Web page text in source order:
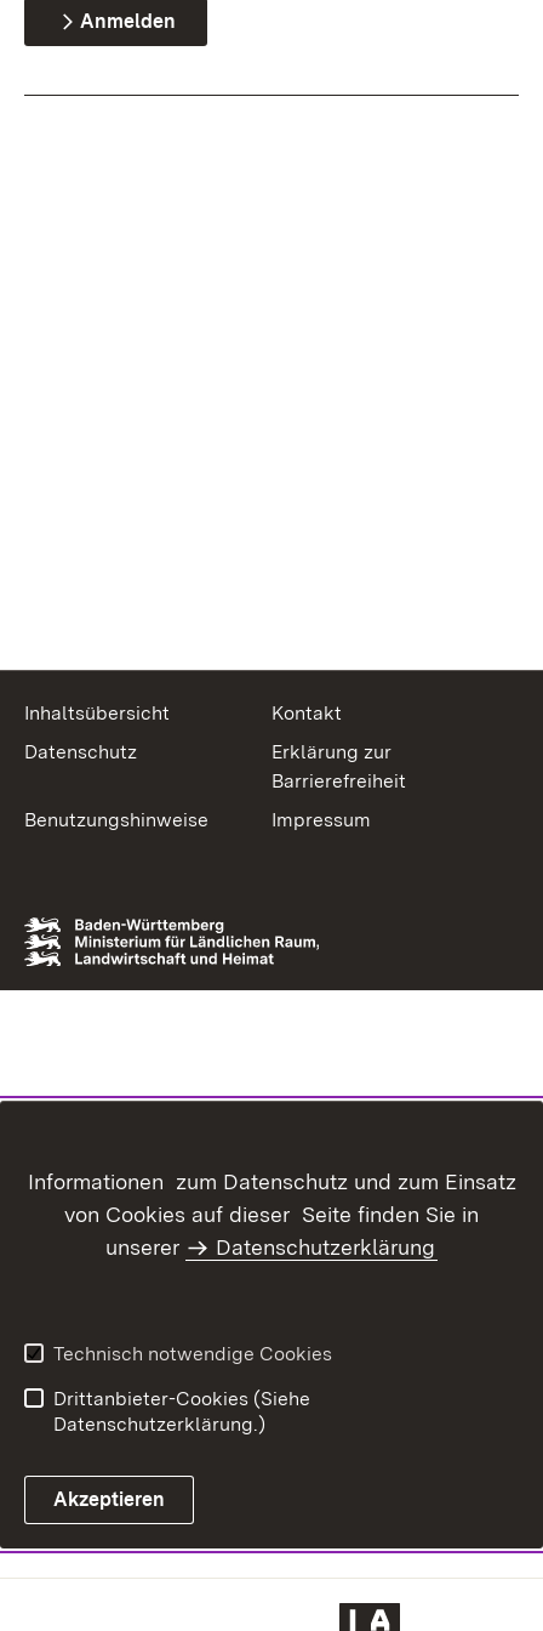
Anmelden
Inhaltsübersicht
Kontakt
Datenschutz
Erklärung zur
Barrierefreiheit
Benutzungshinweise
Impressum
Informationen zum Datenschutz und zum Einsatz
von Cookies auf dieser Seite finden Sie in
unserer
Datenschutzerklärung
Technisch notwendige Cookies
Drittanbieter-Cookies (Siehe
Datenschutzerklärung.)
Akzeptieren